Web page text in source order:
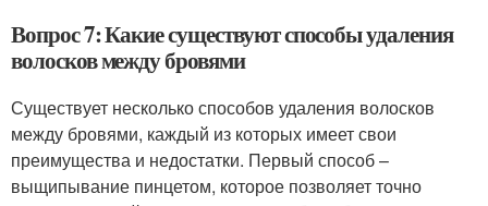
Вопрос 7: Какие существуют способы удаления
волосков между бровями
Существует несколько способов удаления волосков
между бровями, каждый из которых имеет свои
преимущества и недостатки. Первый способ –
выщипывание пинцетом, которое позволяет точно